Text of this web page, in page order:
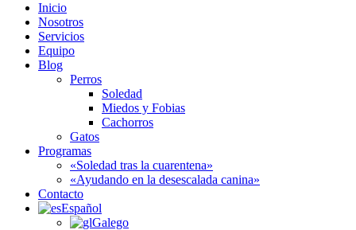
Inicio
Nosotros
Servicios
Equipo
Blog
Perros
Soledad
Miedos y Fobias
Cachorros
Gatos
Programas
«Soledad tras la cuarentena»
«Ayudando en la desescalada canina»
Contacto
Español
Galego